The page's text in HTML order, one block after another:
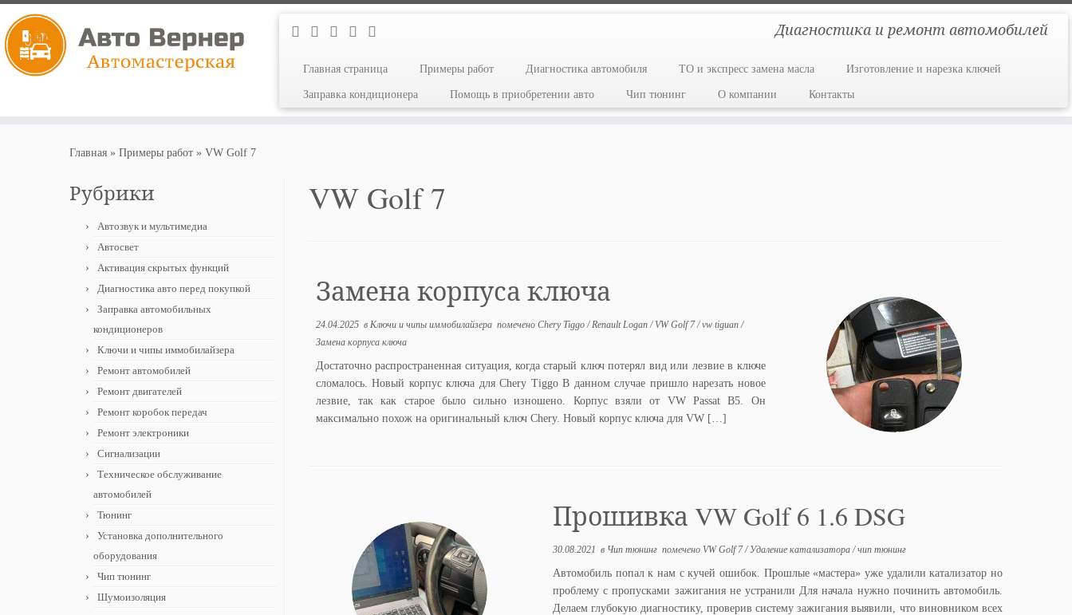
Диагностика и ремонт автомобилей
Главная страница Примеры работ Диагностика автомобиля ТО и экспресс замена масла Изготовление и нарезка ключей
Заправка кондиционера Помощь в приобретении авто Чип тюнинг О компании Контакты
Главная » Примеры работ » VW Golf 7
Рубрики
Автозвук и мультимедиа
Автосвет
Активация скрытых функций
Диагностика авто перед покупкой
Заправка автомобильных
кондиционеров
Ключи и чипы иммобилайзера
Ремонт автомобилей
Ремонт двигателей
Ремонт коробок передач
Ремонт электроники
Сигнализации
Техническое обслуживание
автомобилей
Тюнинг
Установка дополнительного
оборудования
Чип тюнинг
Шумоизоляция
VW Golf 7
Замена корпуса ключа
24.04.2025в Ключи и чипы иммобилайзера помечено Chery Tiggo/Renault Logan/ VW Golf 7/vw tiguan/
Замена корпуса ключа
Достаточно распространенная ситуация, когда старый ключ потерял вид или лезвие в ключе
сломалось. Новый корпус ключа для Chery Tiggo В данном случае пришло нарезать новое
лезвие, так как старое было сильно изношено. Корпус взяли от VW Passat B5. Он
максимально похож на оригинальный ключ Chery. Новый корпус ключа для VW […]
Прошивка VW Golf 6 1.6 DSG
30.08.2021 в Чип тюнинг помечено VW Golf 7/ Удаление катализатора/чип тюнинг
Автомобиль попал к нам с кучей ошибок. Прошлые «мастера» уже удалили катализатор но
проблему с пропусками зажигания не устранили Для начала нужно починить автомобиль.
Делаем глубокую диагностику, проверив систему зажигания выявили, что виновником всех